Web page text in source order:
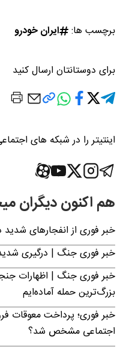
برچسب ها: ایران خودرو
برای دوستانتان ارسال کنید
اینتیتر را در شبکه های
هم اکنون دیگران
خبر فوری از انفجارهای شدید در
خبر فوری جنگ | درگیری شدید
خبر فوری جنگ | اظهارات
بزرگ‌ترین حمله آماده‌ایم
خبر فوری؛ پرداخت معوقات
اجتماعی مشخص شد؟